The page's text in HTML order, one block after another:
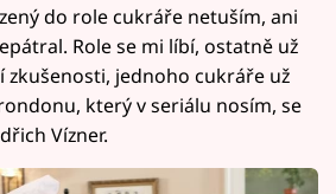
do role cukráře netuším, ani
Role se mi líbí, ostatně už
jednoho cukráře už
který v seriálu nosím, se
Vízner.